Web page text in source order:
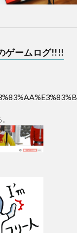
ゲームログ!!!!